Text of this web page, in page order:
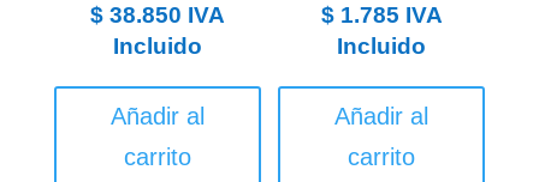
$38.850 IVA
Incluido
Añadir al
carrito
$1.785 IVA
Incluido
Añadir al
carrito